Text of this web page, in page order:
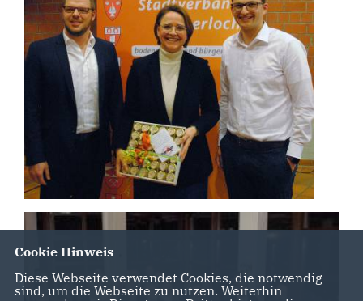
Cookie Hinweis
Diese Webseite verwendet Cookies, die notwendig
sind, um die Webseite zu nutzen. Weiterhin